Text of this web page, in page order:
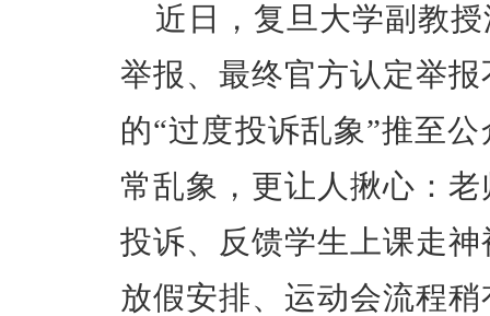
近日，复旦大学副教
举报、最终官方认定举
的“过度投诉乱象”推至
常乱象，更让人揪心：
投诉、反馈学生上课走
放假安排、运动会流程